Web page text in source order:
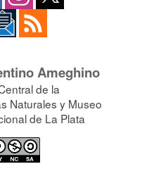
Ameghino
de la
Naturales y Museo
de La Plata